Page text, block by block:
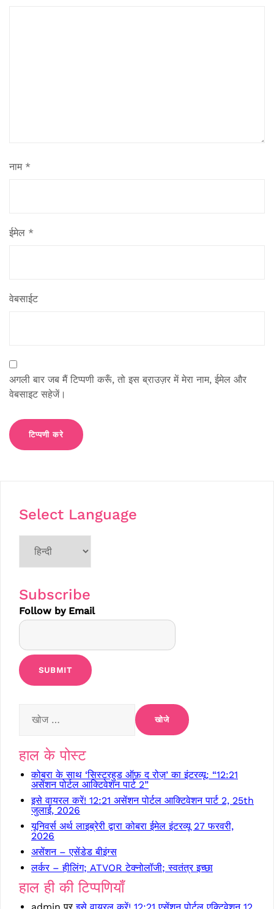
नाम *
ईमेल *
वेबसाईट
अगली बार जब मैं टिप्पणी करूँ, तो इस ब्राउज़र में मेरा नाम, ईमेल और
वेबसाइट सहेजें।
Select Language
Choose
language
Subscribe
Follow by Email
हाल के पोस्ट
कोबरा के साथ ‘सिस्टरहुड ऑफ़ द रोज़’ का इंटरव्यू: “12:21
असेंशन पोर्टल आक्टिवेशन पार्ट 2”
इसे वायरल करें! 12:21 असेंशन पोर्टल आक्टिवेशन पार्ट 2, 25th
जुलाई, 2026
यूनिवर्स अर्थ लाइब्रेरी द्वारा कोबरा ईमेल इंटरव्यू 27 फरवरी,
2026
असेंशन – एसेंडेड बीइंग्स
लर्कर – हीलिंग; ATVOR टेक्नोलॉजी; स्वतंत्र इच्छा
हाल ही की टिप्पणियाँ